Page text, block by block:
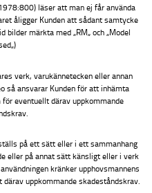
läser att man ej får använda
åligger Kunden att sådant samtycke
bilder märkta med „RM„ och „Model
verk, varukännetecken eller annan
ansvarar Kunden för att inhämta
eventuellt därav uppkommande
på ett sätt eller i ett sammanhang
eller på annat sätt känsligt eller i verk
kränker upphovsmannens
uppkommande skadeståndskrav.